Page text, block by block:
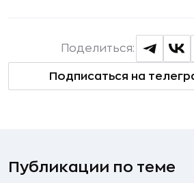
Подписаться на
Поделиться:
Публикации по теме